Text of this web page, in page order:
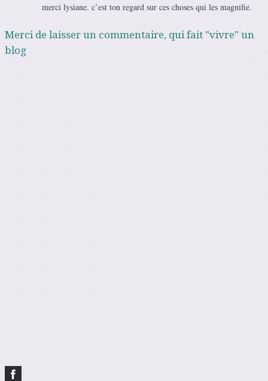
merci lysiane. c’est ton regard sur ces choses qui les magnifie.
Merci de laisser un commentaire, qui fait "vivre" un
blog